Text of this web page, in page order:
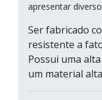
apresentar
Ser fabricado
resistente a
Possui uma
um material